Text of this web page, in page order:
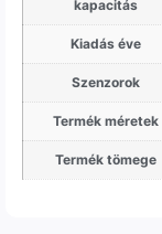
kapacitás
Kiadás éve
Szenzorok
Termék méretek
Termék tömege